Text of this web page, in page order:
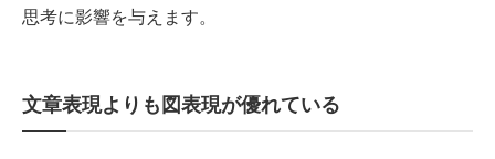
思考に影響を与えます。
文章表現よりも図表現が優れている